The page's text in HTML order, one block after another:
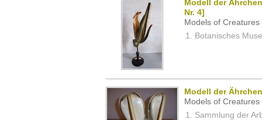
Modell der
Nr. 4]
Models of
Botanisches
Modell der
Models of
Sammlung der